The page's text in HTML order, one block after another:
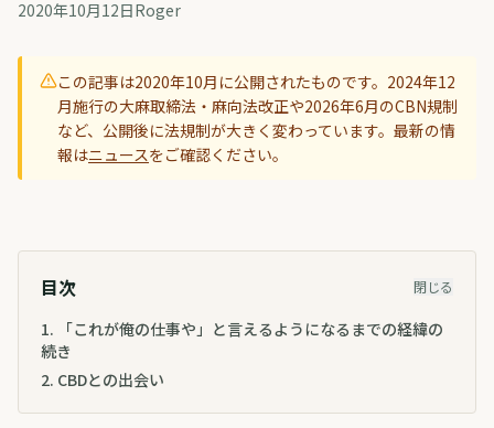
2020年10月12日Roger
この記事は2020年10月 に公開されたものです。2024年12
月施行の大麻取締法・麻向法改正や2026年6月のCBN規制
など、公開後に法規制が大きく変わっています。最新の情
報はニュースをご確認ください。
目次 閉じる
1.
「これが俺の仕事や」と言えるようになるまでの経緯の
続き
2. CBDとの出会い